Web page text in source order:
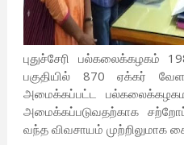
புதுச்சேரி பல்கலைக்கழகம்
பகுதியில் 870 ஏக்கர்
அமைக்கப்பட்ட
அமைக்கப்படுவதற்காக
வந்த விவசாயம் முற்றிலுமாக